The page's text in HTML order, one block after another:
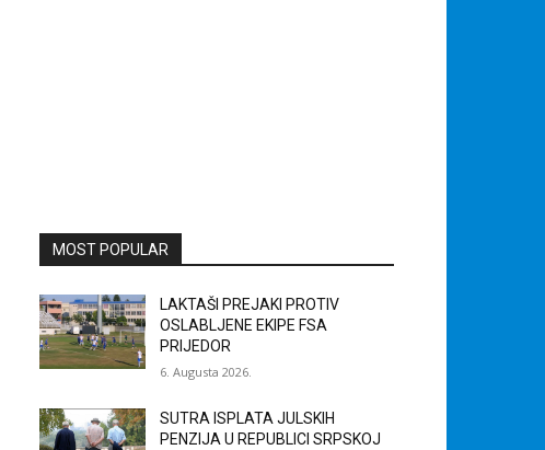
MOST POPULAR
LAKTAŠI PREJAKI PROTIV
OSLABLJENE EKIPE FSA
PRIJEDOR
6. Augusta 2026.
SUTRA ISPLATA JULSKIH
PENZIJA U REPUBLICI SRPSKOJ